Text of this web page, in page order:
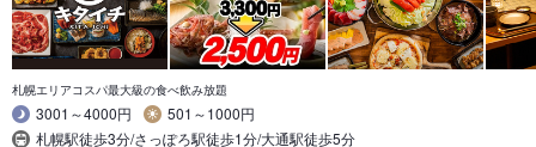
札幌エリアコスパ最大級の食べ飲み放題
3001～4000円
501～1000円
札幌駅徒歩3分/さっぽろ駅徒歩1分/大通駅徒歩5分